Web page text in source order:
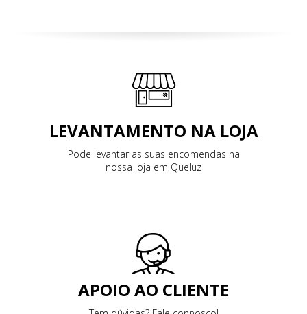
LEVANTAMENTO NA LOJA
Pode levantar as suas encomendas na
nossa loja em Queluz
APOIO AO CLIENTE